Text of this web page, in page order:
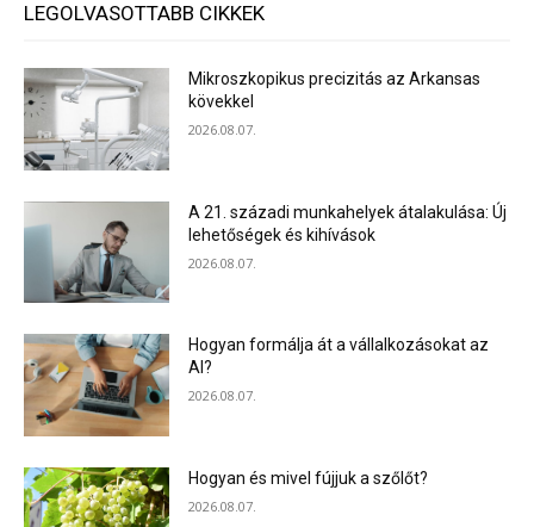
LEGOLVASOTTABB CIKKEK
Mikroszkopikus precizitás az Arkansas
kövekkel
2026.08.07.
A 21. századi munkahelyek átalakulása: Új
lehetőségek és kihívások
2026.08.07.
Hogyan formálja át a vállalkozásokat az
AI?
2026.08.07.
Hogyan és mivel fújjuk a szőlőt?
2026.08.07.